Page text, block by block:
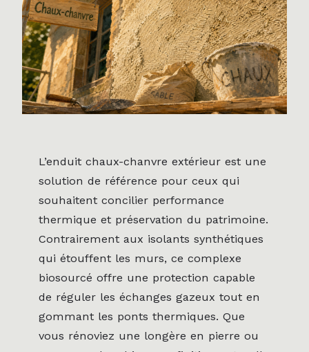
L’enduit chaux-chanvre extérieur est une
solution de référence pour ceux qui
souhaitent concilier performance
thermique et préservation du patrimoine.
Contrairement aux isolants synthétiques
qui étouffent les murs, ce complexe
biosourcé offre une protection capable
de réguler les échanges gazeux tout en
gommant les ponts thermiques. Que
vous rénoviez une longère en pierre ou